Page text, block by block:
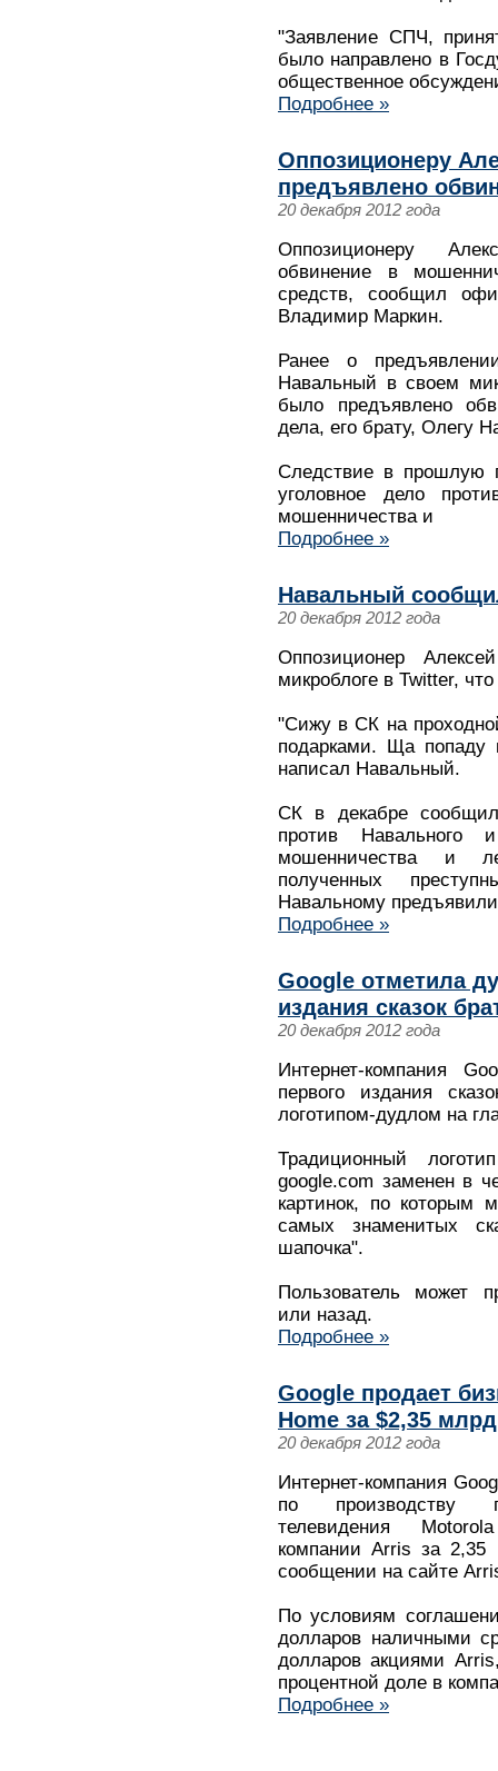
"Заявление СПЧ,
было направлено в
общественное
Подробнее »
Оппозиционеру
предъявлено
20 декабря 2012 года
Оппозиционеру
обвинение в
средств, сообщил
Владимир Маркин.
Ранее о
Навальный в своем
было предъявлено
дела, его брату, Олегу
Следствие в прошлую
уголовное дело
мошенничества и
Подробнее »
Навальный
20 декабря 2012 года
Оппозиционер
микроблоге в Twitter,
"Сижу в СК на
подарками. Ща попаду
написал Навальный.
СК в декабре
против
мошенничества и
полученных
Навальному
Подробнее »
Google отметила
издания сказок
20 декабря 2012 года
Интернет-компания
первого издания
логотипом-дудлом на
Традиционный
google.com заменен в
картинок, по которым
самых знаменитых
шапочка".
Пользователь может
или назад.
Подробнее »
Google продает
Home за $2,35 млрд
20 декабря 2012 года
Интернет-компания
по производству
телевидения
компании Arris за 2,35
сообщении на сайте
По условиям
долларов наличными
долларов акциями
процентной доле в
Подробнее »